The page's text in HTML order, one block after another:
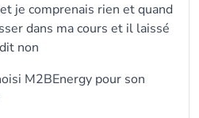
je comprenais rien et quand
dans ma cours et il laissé
non
M2BEnergy pour son